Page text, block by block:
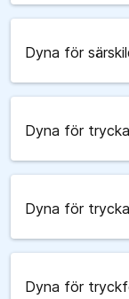
Dyna för
Dyna för
Dyna för
Dyna för